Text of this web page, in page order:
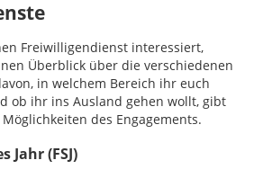
Freiwilligendienst interessiert,
Überblick über die verschiedenen
in welchem Bereich ihr euch
ob ihr ins Ausland gehen wollt, gibt
des Engagements.
Jahr (FSJ)